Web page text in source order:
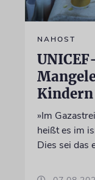
NAHOST
Kindern
»Im
heißt es im
Dies sei das